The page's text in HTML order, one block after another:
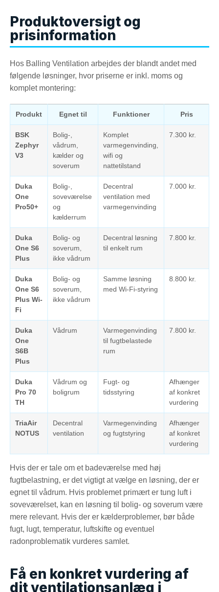
Produktoversigt og
prisinformation
Hos Balling Ventilation arbejdes der blandt andet med
følgende løsninger, hvor priserne er inkl. moms og
komplet montering:
Produkt Egnet til Funktioner Pris
BSK
Zephyr
V3
Bolig-,
vådrum,
kælder og
soverum
Komplet
varmegenvinding,
wifi og
nattetilstand
7.300 kr.
Duka
One
Pro50+
Bolig-,
soveværelse
og
kælderrum
Decentral
ventilation med
varmegenvinding
7.000 kr.
Duka
One S6
Plus
Bolig- og
soverum,
ikke vådrum
Decentral løsning
til enkelt rum
7.800 kr.
Duka
One S6
Plus Wi-
Fi
Bolig- og
soverum,
ikke vådrum
Samme løsning
med Wi-Fi-styring
8.800 kr.
Duka
One
S6B
Plus
Vådrum
Varmegenvinding
til fugtbelastede
rum
7.800 kr.
Duka
Pro 70
TH
Vådrum og
boligrum
Fugt- og
tidsstyring
Afhænger
af konkret
vurdering
TriaAir
NOTUS
Decentral
ventilation
Varmegenvinding
og fugtstyring
Afhænger
af konkret
vurdering
Hvis der er tale om et badeværelse med høj
fugtbelastning, er det vigtigt at vælge en løsning, der er
egnet til vådrum. Hvis problemet primært er tung luft i
soveværelset, kan en løsning til bolig- og soverum være
mere relevant. Hvis der er kælderproblemer, bør både
fugt, lugt, temperatur, luftskifte og eventuel
radonproblematik vurderes samlet.
Få en konkret vurdering af
dit ventilationsanlæg i